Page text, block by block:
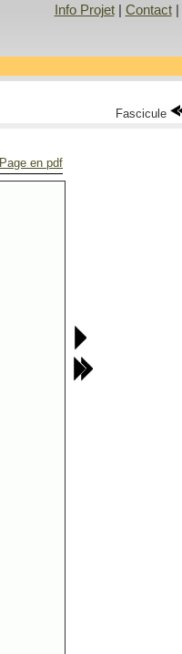
Info Projet| Contact|
Fascicule
Page en pdf